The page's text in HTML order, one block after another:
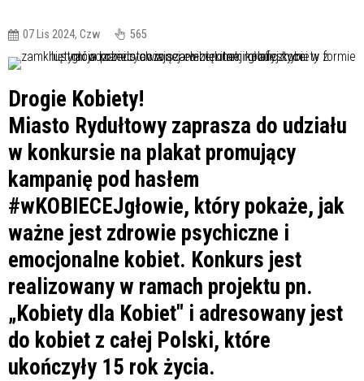
07 Lis 2024, Czw 565
Drogie Kobiety!
Miasto Rydułtowy zaprasza do udziału
w konkursie na plakat promujący
kampanię pod hasłem
#wKOBIECEJgłowie, który pokaże, jak
ważne jest zdrowie psychiczne i
emocjonalne kobiet. Konkurs jest
realizowany w ramach projektu pn.
„Kobiety dla Kobiet" i adresowany jest
do kobiet z całej Polski, które
ukończyły 15 rok życia.